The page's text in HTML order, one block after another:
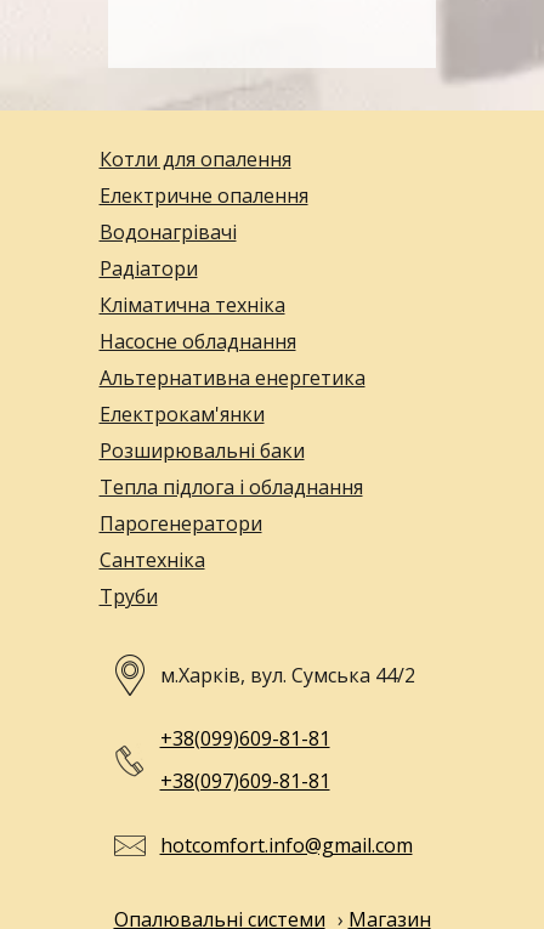
Котли для опалення
Електричне опалення
Водонагрівачі
Радіатори
Кліматична техніка
Насосне обладнання
Альтернативна енергетика
Електрокам'янки
Розширювальні баки
Тепла підлога і обладнання
Парогенератори
Сантехніка
Труби
м.Харків, вул. Сумська 44/2
+38(099)609-81-81
+38(097)609-81-81
hotcomfort.info@gmail.com
Опалювальні системи › Магазин